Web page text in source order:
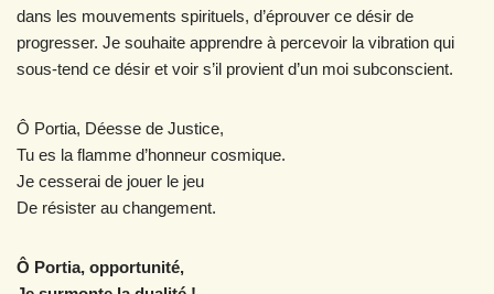
dans les mouvements spirituels, d’éprouver ce désir de
progresser. Je souhaite apprendre à percevoir la vibration qui
sous-tend ce désir et voir s’il provient d’un moi subconscient.
Ô Portia, Déesse de Justice,
Tu es la flamme d’honneur cosmique.
Je cesserai de jouer le jeu
De résister au changement.
Ô Portia, opportunité,